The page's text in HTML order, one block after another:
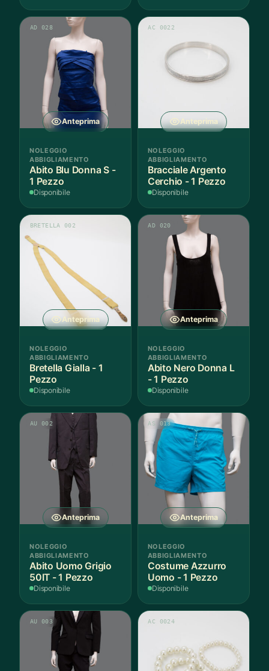
Anteprima
AD 028
NOLEGGIO
ABBIGLIAMENTO
Abito Blu Donna S -
1 Pezzo
Disponibile
Anteprima
AC 0022
NOLEGGIO
ABBIGLIAMENTO
Bracciale Argento
Cerchio - 1 Pezzo
Disponibile
Anteprima
BRETELLA 002
NOLEGGIO
ABBIGLIAMENTO
Bretella Gialla - 1
Pezzo
Disponibile
Anteprima
AD 020
NOLEGGIO
ABBIGLIAMENTO
Abito Nero Donna L
- 1 Pezzo
Disponibile
Anteprima
AU 002
NOLEGGIO
ABBIGLIAMENTO
Abito Uomo Grigio
50IT - 1 Pezzo
Disponibile
Anteprima
AS 013
NOLEGGIO
ABBIGLIAMENTO
Costume Azzurro
Uomo - 1 Pezzo
Disponibile
AU 003 AC 0024